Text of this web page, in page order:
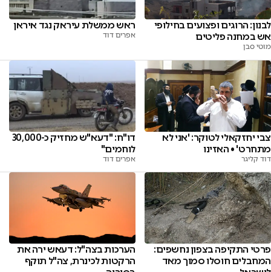
לבנון: הרוגים ופצועים בחילופי
אש במחנה פליטים
מוטי סבן
ראש ממשלת עיראק נגד איראן
אפרים דוד
צבי יחזקאלי לטוקר: 'אני לא
מתחרט' • האזינו
דוד קליגר
דו"ח: "דעא"ש מחזיק כ-30,000
לוחמים"
אפרים דוד
פרטי התקיפה בצפון נחשפים:
המחבלים חוסלו סמוך מאד
הערכות בצה"ל: דעאש ירה את
הרקטות לכינרת, צה"ל תוקף